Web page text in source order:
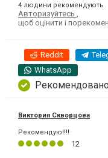
4 людини рекомендують
Авторизуйтесь
щоб оцінити і
Reddit
WhatsApp
Виктория Скворцова
Рекомендую!!!!
12